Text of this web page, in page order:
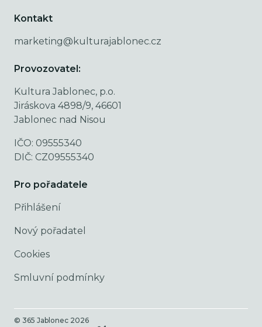
Kontakt
marketing@kulturajablonec.cz
Provozovatel:
Kultura Jablonec, p.o.
Jiráskova 4898/9, 46601
Jablonec nad Nisou
IČO: 09555340
DIČ: CZ09555340
Pro pořadatele
Přihlášení
Nový pořadatel
Cookies
Smluvní podmínky
© 365 Jablonec 2026